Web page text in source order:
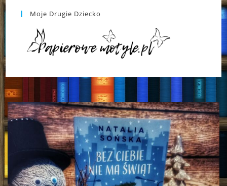
Moje Drugie Dziecko